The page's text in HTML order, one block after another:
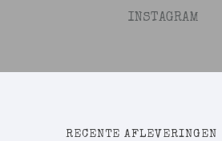
INSTAGRAM
RECENTE AFLEVERINGEN